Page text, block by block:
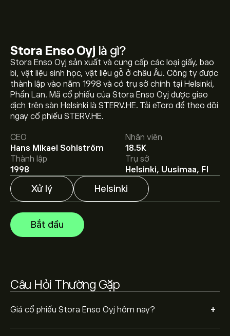
Stora Enso Oyj là gì?
Stora Enso Oyj sản xuất và cung cấp các loại giấy, bao
bì, vật liệu sinh học, vật liệu gỗ ở châu Âu. Công ty được
thành lập vào năm 1998 và có trụ sở chính tại Helsinki,
Phần Lan. Mã cổ phiếu của Stora Enso Oyj được giao
dịch trên sàn Helsinki là STERV.HE. Tải eToro để theo dõi
ngay cổ phiếu STERV.HE.
CEO
Hans Mikael Sohlström
Nhân viên
18.5K
Thành lập
1998
Trụ sở
Helsinki, Uusimaa, FI
Xử lý Helsinki
Bắt đầu
Câu Hỏi Thường Gặp
Giá cổ phiếu Stora Enso Oyj hôm nay? +
Giá STERV.HE hôm nay là 9.686‎€‎.
Giá mục tiêu trung bình của Stora Enso Oyj là 9.686‎€‎.
Tạo tài khoảneToro để biết dự báo chi tiết của chuyên
gia và giá mục tiêu.
Các chuyên gia dự báo giá Stora Enso Oyj dựa trên xu
hướng thị trường, báo cáo tài chính và dự kiến tăng
trưởng. Hãy kiểm tra dự báo mới nhất về giá tương lai.
Vốn hóa thị trường của Stora Enso Oyj là 7.69B‎€‎